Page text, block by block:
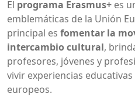
El programa Erasmus+ es
emblemáticas de la Unión
principal es fomentar la
intercambio cultural,
profesores, jóvenes y
vivir experiencias
europeos.